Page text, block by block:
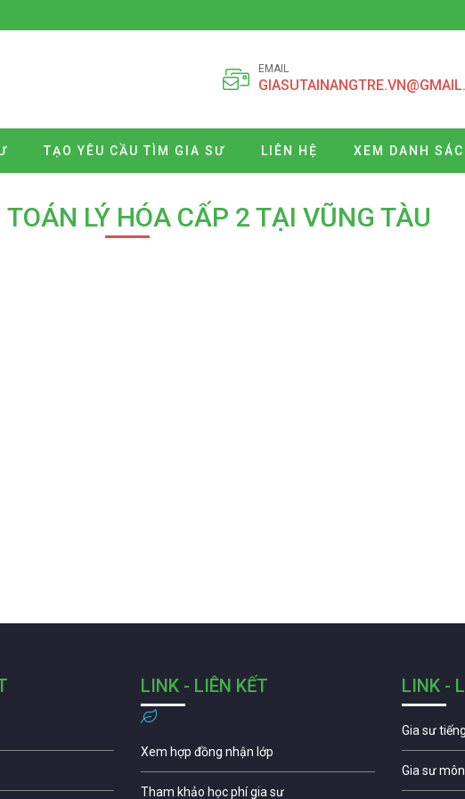
EMAIL
TẠO YÊU CẦU TÌM GIA SƯ LIÊN HỆ XEM DANH
LÝ HÓA CẤP 2 TẠI VŨNG TÀU
LINK - LIÊN KẾT
Xem hợp đồng nhận lớp
Tham khảo học phí gia sư
LINK -
Gia sư
Gia sư